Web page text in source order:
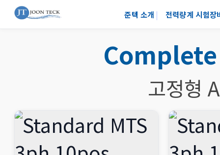
준텍 소개 전력량계 시험장
고정형